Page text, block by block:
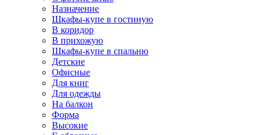
Назначение
Шкафы-купе в гостиную
В коридор
В прихожую
Шкафы-купе в спальню
Детские
Офисные
Для книг
Для одежды
На балкон
Форма
Высокие